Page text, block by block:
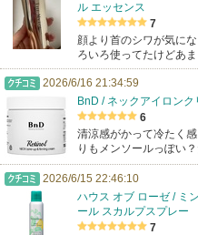
ル エッセンス
7
顔より首のシワが気に
ろいろ使ってたけどあ
2026/6/16 21:34:59
BnD / ネックアイロンク
6
清涼感がかって冷たく
りもメンソールっぽい
2026/6/15 22:46:10
ハウス オブ ローゼ / ミ
ール スカルプスプレー
7